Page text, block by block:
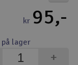
kr 95,-
+
lager